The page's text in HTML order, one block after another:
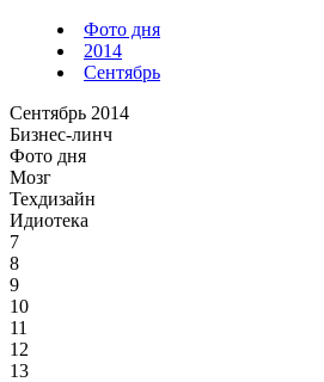
Фото дня
2014
Сентябрь
Сентябрь 2014
Бизнес-линч
Фото дня
Мозг
Техдизайн
Идиотека
7
8
9
10
11
12
13